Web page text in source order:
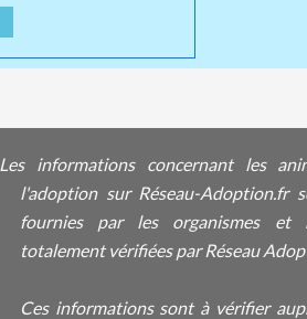
Les informations concernant les
l'adoption sur Réseau-Adoption.fr
fournies par les organismes et
totalement vérifiées par Réseau
Ces informations sont à vérifier